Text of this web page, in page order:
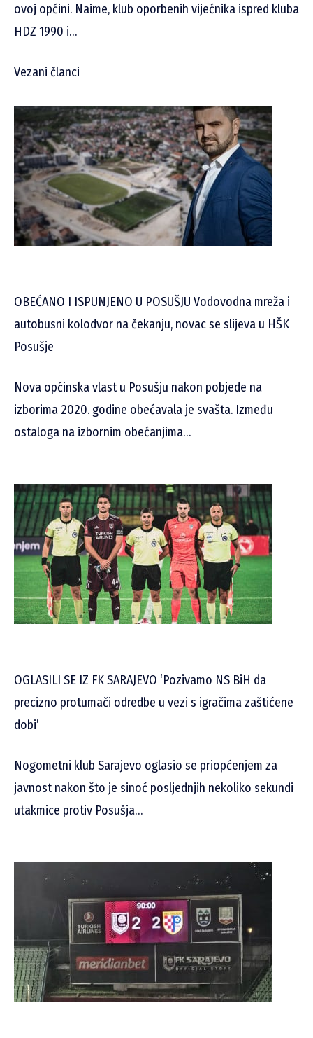
ovoj općini. Naime, klub oporbenih vijećnika ispred kluba
HDZ 1990 i…
Vezani članci
OBEĆANO I ISPUNJENO U POSUŠJU Vodovodna mreža i
autobusni kolodvor na čekanju, novac se slijeva u HŠK
Posušje
Nova općinska vlast u Posušju nakon pobjede na
izborima 2020. godine obećavala je svašta. Između
ostaloga na izbornim obećanjima…
OGLASILI SE IZ FK SARAJEVO ‘Pozivamo NS BiH da
precizno protumači odredbe u vezi s igračima zaštićene
dobi’
Nogometni klub Sarajevo oglasio se priopćenjem za
javnost nakon što je sinoć posljednjih nekoliko sekundi
utakmice protiv Posušja…